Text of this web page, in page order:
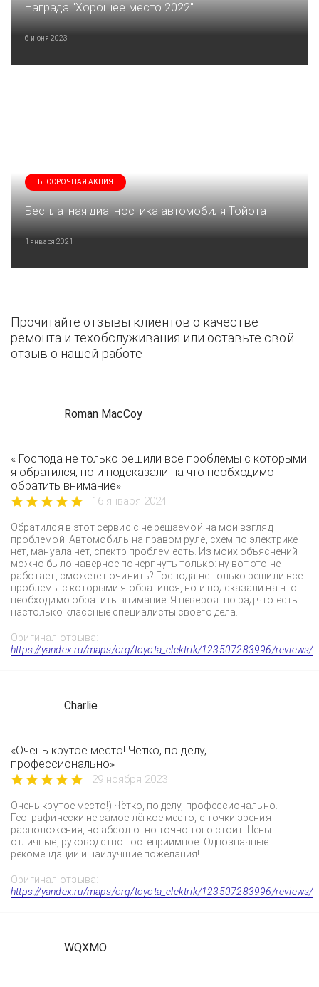
Награда "Хорошее место 2022"
6 июня 2023
БЕССРОЧНАЯ АКЦИЯ
Бесплатная диагностика автомобиля Тойота
1 января 2021
Прочитайте отзывы клиентов о качестве
ремонта и техобслуживания или оставьте свой
отзыв о нашей работе
Roman MacCoy
« Господа не только решили все проблемы с которыми
я обратился, но и подсказали на что необходимо
обратить внимание»
16 января 2024
Обратился в этот сервис с не решаемой на мой взгляд
проблемой. Автомобиль на правом руле, схем по электрике
нет, мануала нет, спектр проблем есть. Из моих объяснений
можно было наверное почерпнуть только: ну вот это не
работает, сможете починить? Господа не только решили все
проблемы с которыми я обратился, но и подсказали на что
необходимо обратить внимание. Я невероятно рад что есть
настолько классные специалисты своего дела.
Оригинал отзыва:
https://yandex.ru/maps/org/toyota_elektrik/123507283996/reviews/
Charlie
«Очень крутое место! Чётко, по делу,
профессионально»
29 ноября 2023
Очень крутое место!) Чётко, по делу, профессионально.
Географически не самое лёгкое место, с точки зрения
расположения, но абсолютно точно того стоит. Цены
отличные, руководство гостеприимное. Однозначные
рекомендации и наилучшие пожелания!
Оригинал отзыва:
https://yandex.ru/maps/org/toyota_elektrik/123507283996/reviews/
WQXMO